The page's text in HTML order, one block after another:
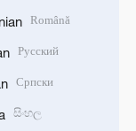
Română
Русский
Српски
සිංහල